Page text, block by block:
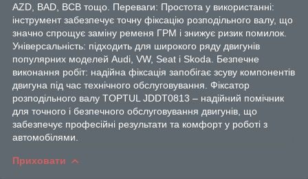
AZD, BAD, BCB тощо. Переваги: Простота у використанні:
інструмент забезпечує точну фіксацію розподільного валу, що
значно спрощує заміну ременя ГРМ і знижує ризик помилок.
Універсальність: підходить для широкого ряду двигунів
популярних моделей Audi, VW, Seat і Skoda. Безпечне
виконання робіт: надійна фіксація запобігає зсуву компонентів
двигуна під час технічного обслуговування. Фіксатор
розподільного валу TOPTUL JDDT0813 – надійний помічник
для точного і безпечного обслуговування двигунів, що
забезпечує професійні результати та комфорт у роботі з
автомобілями.
Приховати